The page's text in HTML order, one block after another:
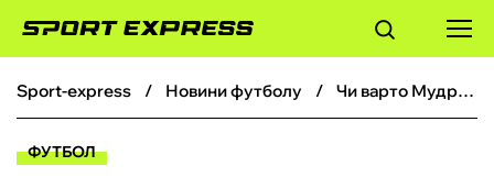
ФУТБОЛ
sport-express новини футболу Чи варто Мудрику виступати з Мілевським і Алієвим у медіалізі? Кобін сказав все, що думає з цього питання
ФУТБОЛ